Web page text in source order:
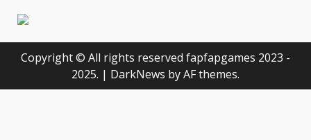
Copyright © All rights reserved fapfapgames 2023 -
2025. | DarkNews by AF themes.